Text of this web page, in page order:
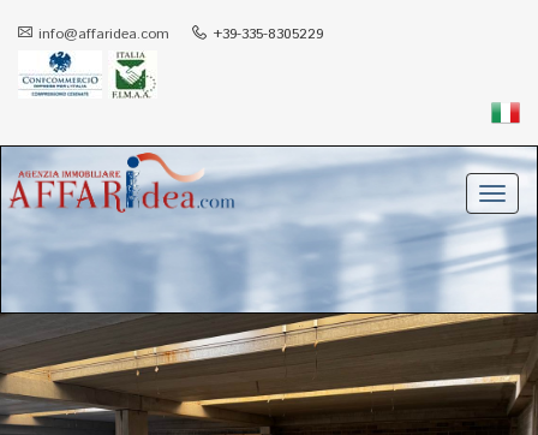
info@affaridea.com +39-335-8305229